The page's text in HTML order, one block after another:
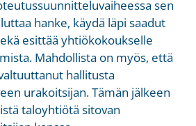
sen
hanke, käydä läpi saadut
esittää yhtiökokoukselle
Mahdollista on myös, että
hallitusta
urakoitsijan. Tämän jälkeen
taloyhtiötä sitovan